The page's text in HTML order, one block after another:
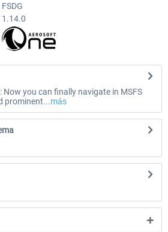
FSDG
1.14.0
you can finally navigate in MSFS
prominent...más